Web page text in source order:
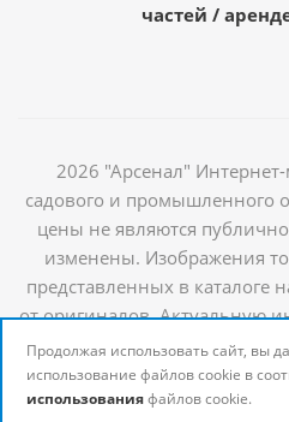
частей /
2026 "Арсенал"
садового и промышленного
цены не являются
изменены. Изображения
представленных в каталоге
от оригиналов. Актуальную
наличии товаров
Продолжая использовать сайт, вы
использование файлов cookie в
использованияфайлов cookie.